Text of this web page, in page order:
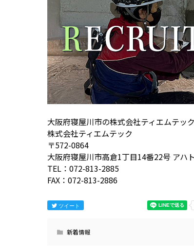
大阪府寝屋川市の株式会社ティエムテッ
株式会社ティエムテック
〒572-0864
大阪府寝屋川市高倉1丁目14番22号 アハ
TEL：072-813-2885
FAX：072-813-2886
ツイート
新着情報